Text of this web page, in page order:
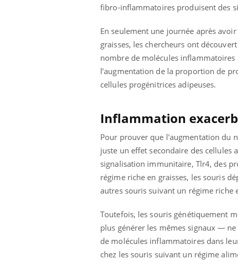
fibro-inflammatoires produisent des
En seulement une journée après
graisses, les chercheurs ont
nombre de molécules
l’augmentation de la proportion de
cellules progénitrices adipeuses.
Inflammation
Pour prouver que l'augmentation du
juste un effet secondaire des cellules
signalisation immunitaire, Tlr4, des
régime riche en graisses, les souris
autres souris suivant un régime riche
Toutefois, les souris génétiquement
plus générer les mêmes signaux —
de molécules inflammatoires dans
chez les souris suivant un régime
Eczéma Chronique des Mains :
expliquer ma maladieYoutube
Il y a des sujets qui sont faciles à aborder...
d'autres non ! D'un côté, poser des